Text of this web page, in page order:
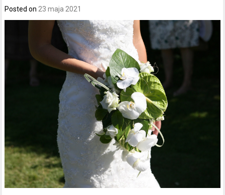
Posted on23 maja 2021